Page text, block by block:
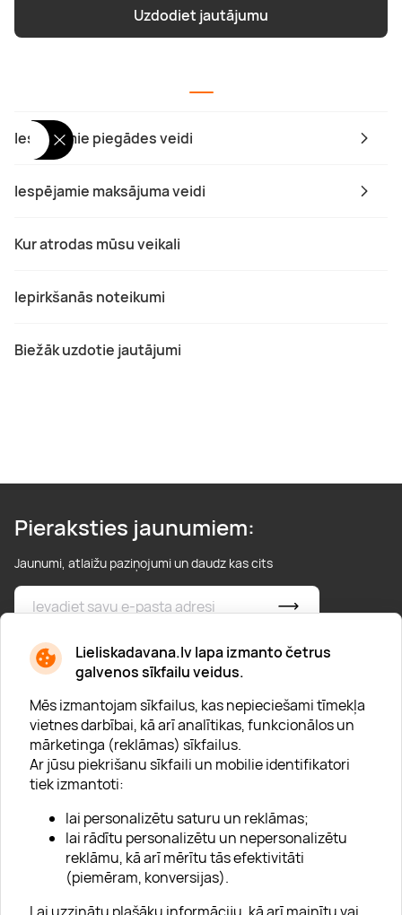
Lieliskadavana.lv lapa izmanto četrus
galvenos sīkfailu veidus.
Mēs izmantojam sīkfailus, kas nepieciešami tīmekļa
vietnes darbībai, kā arī analītikas, funkcionālos un
mārketinga (reklāmas) sīkfailus.
Ar jūsu piekrišanu sīkfaili un mobilie identifikatori
tiek izmantoti:
lai personalizētu saturu un reklāmas;
lai rādītu personalizētu un nepersonalizētu
reklāmu, kā arī mērītu tās efektivitāti
(piemēram, konversijas).
Iespējamie piegādes veidi
Iespējamie maksājuma veidi
Kur atrodas mūsu veikali
Iepirkšanās noteikumi
Biežāk uzdotie jautājumi
Uzdodiet jautājumu
Pieraksties jaunumiem:
Jaunumi, atlaižu paziņojumi un daudz kas cits
* Esmu iepazinies/usies ar privātuma politiku
Par "Lieliska dāvana"
Uzņēmumiem